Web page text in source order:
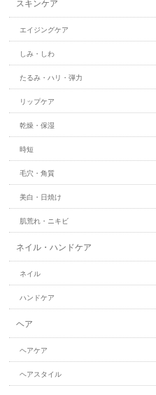
スキンケア
エイジングケア
しみ・しわ
たるみ・ハリ・弾力
リップケア
乾燥・保湿
時短
毛穴・角質
美白・日焼け
肌荒れ・ニキビ
ネイル・ハンドケア
ネイル
ハンドケア
ヘア
ヘアケア
ヘアスタイル